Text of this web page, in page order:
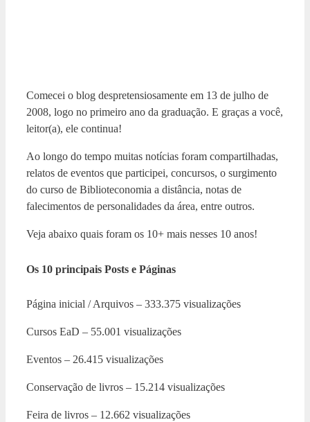
Comecei o blog despretensiosamente em 13 de julho de
2008, logo no primeiro ano da graduação. E graças a você,
leitor(a), ele continua!
Ao longo do tempo muitas notícias foram compartilhadas,
relatos de eventos que participei, concursos, o surgimento
do curso de Biblioteconomia a distância, notas de
falecimentos de personalidades da área, entre outros.
Veja abaixo quais foram os 10+ mais nesses 10 anos!
Os 10 principais Posts e Páginas
Página inicial / Arquivos – 333.375 visualizações
Cursos EaD – 55.001 visualizações
Eventos – 26.415 visualizações
Conservação de livros – 15.214 visualizações
Feira de livros – 12.662 visualizações